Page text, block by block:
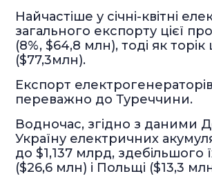
Найчастіше у січні-квітні
загального експорту цієї
(8%, $64,8 млн), тоді як
($77,3млн).
Експорт
переважно до Туреччини.
Водночас, згідно з даними
Україну електричних
до $1,137 млрд, здебільшого
($26,6 млн) і Польщі ($13,3